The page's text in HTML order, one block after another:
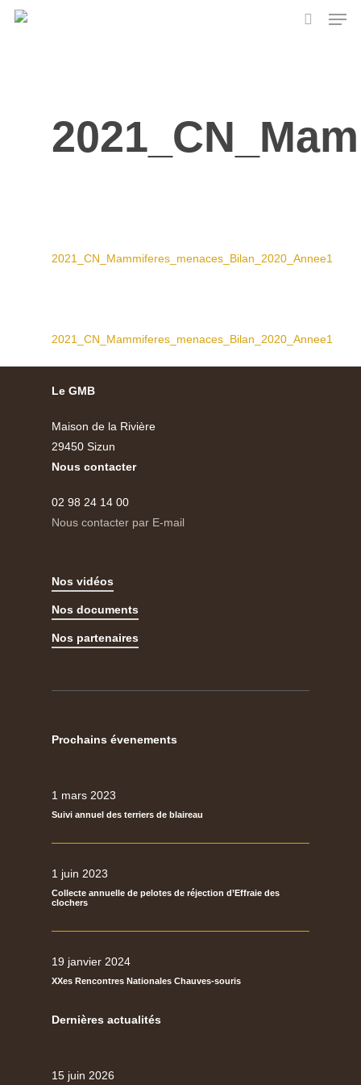
Skip
2021_CN_Mammiferes_menaces_Bilan_2020_Annee1
2021_CN_Mammiferes_menaces_Bilan_2020_Annee1
Le GMB
Maison de la Rivière
29450 Sizun
Nous contacter
02 98 24 14 00
Nous contacter par E-mail
Nos vidéos
Nos documents
Nos partenaires
Prochains évenements
1 mars 2023
Suivi annuel des terriers de blaireau
1 juin 2023
Collecte annuelle de pelotes de réjection d’Effraie des
clochers
19 janvier 2024
XXes Rencontres Nationales Chauves-souris
Dernières actualités
15 juin 2026